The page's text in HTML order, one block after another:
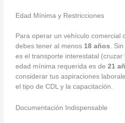
Edad Mínima y Restricciones
Para operar un vehículo comercial
debes tener al menos 18 años.
es el transporte interestatal
edad mínima requerida es de 21
considerar tus aspiraciones
el tipo de CDL y la capacitación.
Documentación Indispensable